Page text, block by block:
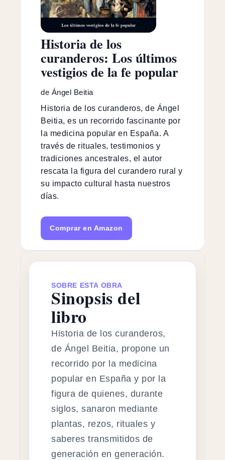
Historia de los
curanderos: Los últimos
vestigios de la fe popular
de Ángel Beitia
Historia de los curanderos, de Ángel
Beitia, es un recorrido fascinante por
la medicina popular en España. A
través de rituales, testimonios y
tradiciones ancestrales, el autor
rescata la figura del curandero rural y
su impacto cultural hasta nuestros
días.
Comprar en Amazon
SOBRE ESTA OBRA
Sinopsis del
libro
Historia de los curanderos,
de Ángel Beitia, propone un
recorrido por la medicina
popular en España y por la
figura de quienes, durante
siglos, sanaron mediante
plantas, rezos, rituales y
saberes transmitidos de
generación en generación.